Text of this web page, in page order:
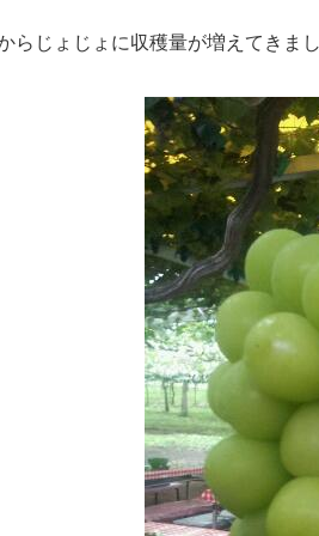
らじょじょに収穫量が増えてきま